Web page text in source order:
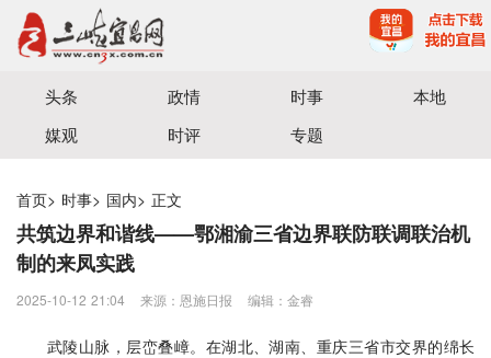
宜昌三峡融媒体中心主办
头条 政情 时事
本地
媒观
时评 专题
首页> 时事> 国内> 正文
共筑边界和谐线——鄂湘渝三省边界联防联调联治机
制的来凤实践
2025-10-12 21:04 来源：恩施日报 编辑：金睿
武陵山脉，层峦叠嶂。在湖北、湖南、重庆三省市交界的绵长